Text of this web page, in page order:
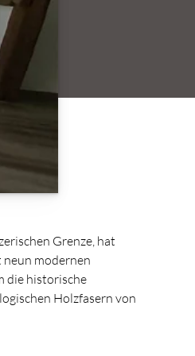
Grenze, hat
modernen
die historische
Holzfasern von